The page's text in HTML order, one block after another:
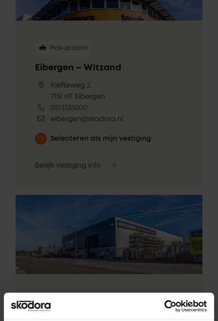
Pick-up point
Eibergen – Witzand
Kiefteweg 2,
7151 HT Eibergen
0513335000
eibergen@skodora.nl
Selecteren als mijn vestiging
Bekijk vestiging info